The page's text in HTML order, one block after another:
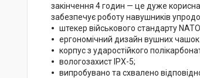
закінчення 4 годин — це дуже
забезпечує роботу навушників
штекер військового стандарту
ергономічний дизайн вушних
корпус з ударостійкого
вологозахист IPX-5;
випробувано та схвалено